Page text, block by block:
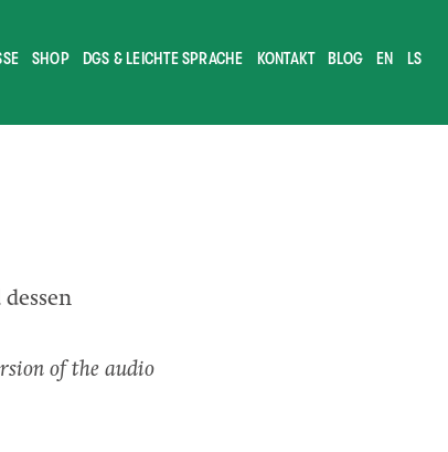
SHOP DGS & LEICHTE SPRACHE KONTAKT BLOG EN LS
of the audio